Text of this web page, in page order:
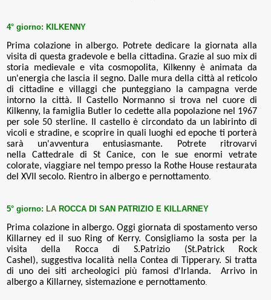
4° giorno: KILKENNY
Prima colazione in albergo. Potrete dedicare la giornata alla
visita di questa gradevole e bella cittadina. Grazie al suo mix di
storia medievale e vita cosmopolita, Kilkenny è animata da
un'energia che lascia il segno. Dalle mura della città al reticolo
di cittadine e villaggi che punteggiano la campagna verde
intorno la città.
Castello Normanno si trova nel cuore di
Kilkenny, la famiglia Butler lo cedette alla popolazione nel 1967
per sole 50 sterline. Il castello è circondato da un labirinto di
vicoli e stradine, e scoprire in quali luoghi ed epoche ti porterà
sarà un'avventura entusiasmante. Potrete ritrovarvi
nella Cattedrale di St Canice, con le sue enormi vetrate
colorate, viaggiare nel tempo presso la Rothe Houserestaurata
del XVII secolo. Rientro in albergo e pernottamento
5° giorno: LA ROCCA DI SAN PATRIZIO E KILLARNEY
Prima colazione in albergo. Oggi giornata di spostamento verso
Killarney ed il suo Ring of Kerry. Consigliamo la sosta per la
visita della Rocca di S.Patrizio (St.Patrick Rock
Cashel),suggestiva località nella Contea di Tipperary. Si tratta
di uno dei siti archeologici più famosi d'Irlanda.
Arrivo in
albergo a Killarney, sistemazione e pernottamento